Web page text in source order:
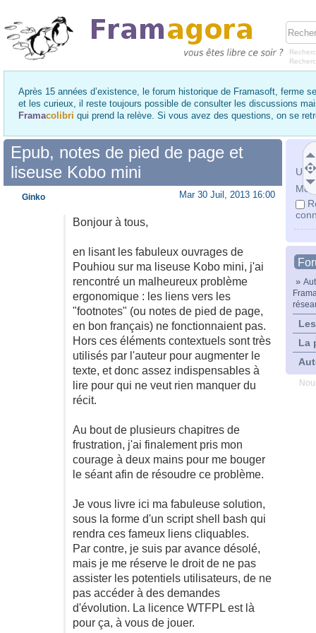
Après 15 années d’existence, le forum historique de Framasoft, ferme
et les curieux, il reste toujours possible de consulter les discussions
Framacolibri qui prend la relève. Si vous avez des questions, on se
Mot
»
La
Epub, notes de pied de page et
liseuse Kobo mini
Mar 30 Juil, 2013 16:00
Bonjour à tous,
en lisant les fabuleux ouvrages de
Pouhiou sur ma liseuse Kobo mini, j'ai
rencontré un malheureux problème
ergonomique : les liens vers les
"footnotes" (ou notes de pied de page,
en bon français) ne fonctionnaient pas.
Hors ces éléments contextuels sont très
utilisés par l'auteur pour augmenter le
texte, et donc assez indispensables à
lire pour qui ne veut rien manquer du
récit.
Au bout de plusieurs chapitres de
frustration, j'ai finalement pris mon
courage à deux mains pour me bouger
le séant afin de résoudre ce problème.
Je vous livre ici ma fabuleuse solution,
sous la forme d'un script shell bash qui
rendra ces fameux liens cliquables.
Par contre, je suis par avance désolé,
mais je me réserve le droit de ne pas
assister les potentiels utilisateurs, de ne
pas accéder à des demandes
d'évolution. La licence WTFPL est là
pour ça, à vous de jouer.
Ginko